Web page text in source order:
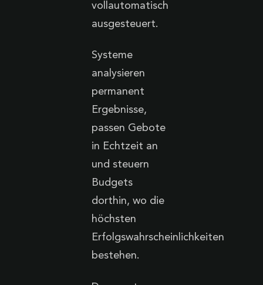
vollautomatisch
ausgesteuert.
Systeme
analysieren
permanent
Ergebnisse,
passen Gebote
in Echtzeit an
und steuern
Budgets
dorthin, wo die
höchsten
Erfolgswahrscheinlichkeiten
bestehen.